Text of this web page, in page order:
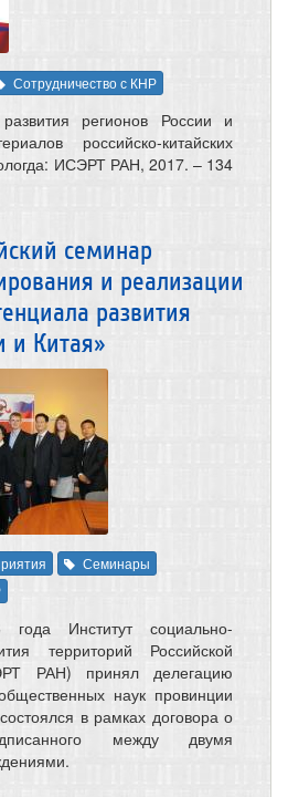
Сотрудничество с КНР
регионов России и
российско-китайских
ИСЭРТ РАН, 2017. – 134
семинар
и реализации
развития
и Китая»
Семинары
Институт социально-
территорий Российской
РАН) принял делегацию
наук провинции
в рамках договора о
между двумя